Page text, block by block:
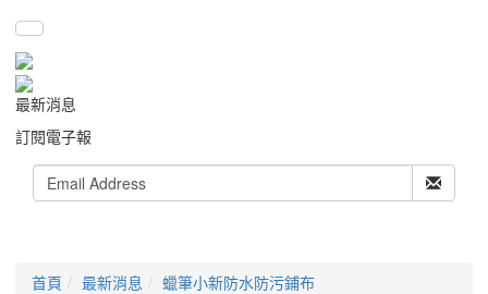
最新消息
訂閱電子報
首頁 最新消息 蠟筆小新防水防污鋪布